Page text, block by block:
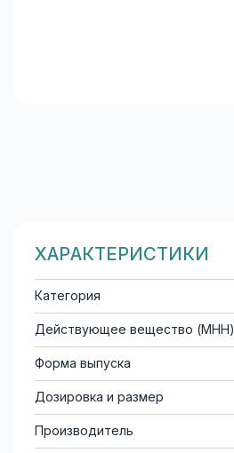
ХАРАКТЕРИСТИКИ
Категория
Действующее вещество (МНН)
Форма выпуска
Дозировка и размер
Производитель